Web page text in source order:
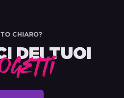
CHIARO?
DEI TUOI